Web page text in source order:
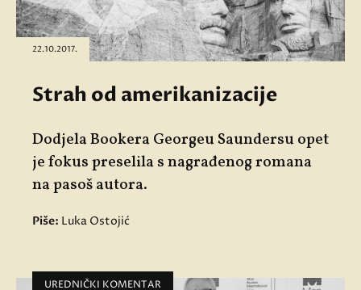
22.10.2017.
Strah od amerikanizacije
Dodjela Bookera Georgeu Saundersu opet
je fokus preselila s nagrađenog romana
na pasoš autora.
Piše: Luka Ostojić
UREDNIČKI KOMENTAR